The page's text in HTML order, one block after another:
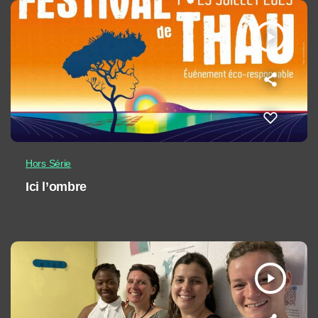
play_arrow
Hors Série
Ici l’ombre
play_arrow